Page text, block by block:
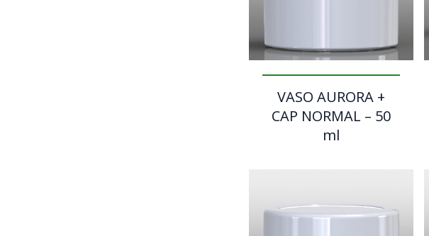
VASO AURORA +
CAP NORMAL – 50
ml